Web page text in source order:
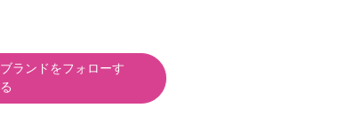
ブランドをフォローす
る